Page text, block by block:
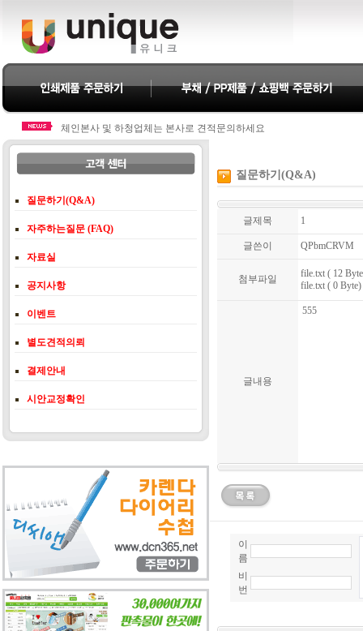
체인본사 및 하청업체는 본사로 견적문의하세요
체인본사 및 하청업체는 본사로 견적문의하세요
질문하기(Q&A)
자주하는질문 (FAQ)
자료실
공지사항
이벤트
별도견적의뢰
결제안내
시안교정확인
질문하기(Q&A)
글제목 1
글쓴이 QPbmCRVM
첨부파일
file.txt ( 12
file.txt ( 0 Byte)
글내용
555
이
름
비
번